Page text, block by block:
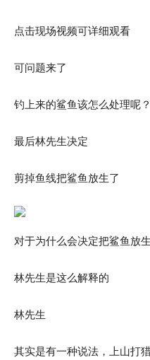
点击现场视频可详细观看
可问题来了
钓上来的鲨鱼该怎么处理呢？
最后林先生决定
剪掉鱼线把鲨鱼放生了
对于为什么会决定把鲨鱼放生
林先生是这么解释的
林先生
其实是有一种说法，上山打